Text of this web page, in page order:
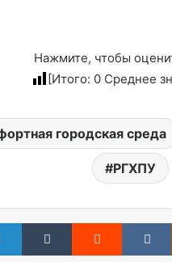
Нажмите, чтобы
[Итого: 0 Среднее
городская среда
РГХПУ
LinkedIn Tumblr Reddit